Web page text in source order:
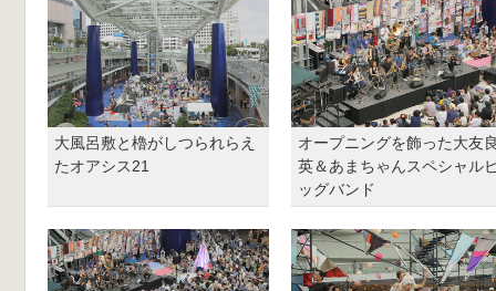
大風呂敷と櫓がしつられらえ
たオアシス21
オープニングを飾った大友
英＆あまちゃんスペシャル
ッグバンド